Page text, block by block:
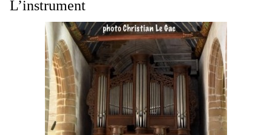
L’instrument